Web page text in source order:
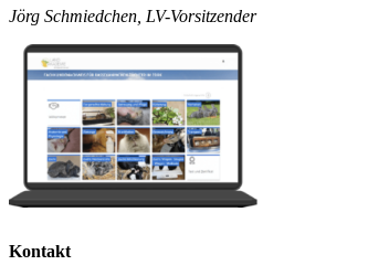
Jörg Schmiedchen, LV-Vorsitzender
Kontakt